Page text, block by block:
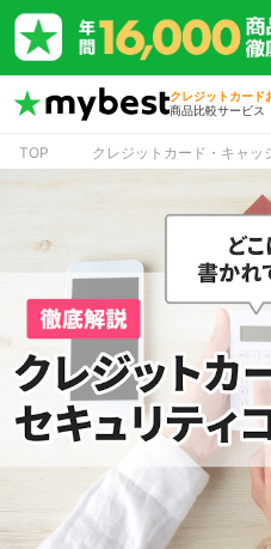
クレジットカード
商品比較サービス
TOP クレジットカード・キャッ